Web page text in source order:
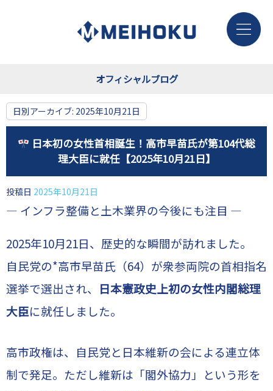
オフィシャルブログ
日別アーカイブ: 2025年10月21日
日本初の女性首相誕生！高市早苗氏が第104代総
理大臣に就任【2025年10月21日】
投稿日 2025年10月21日
― インフラ整備と土木業界の今後にも注目 ―
2025年10月21日、歴史的な瞬間が訪れました。
自民党の*高市早苗氏（64）が衆参両院の首相指名
選挙で選出され、 日本憲政史上初の女性内閣総理
大臣に就任しました。
高市政権は、自民党と日本維新の会による連立体
制で発足。ただし維新は「閣外協力」という形を